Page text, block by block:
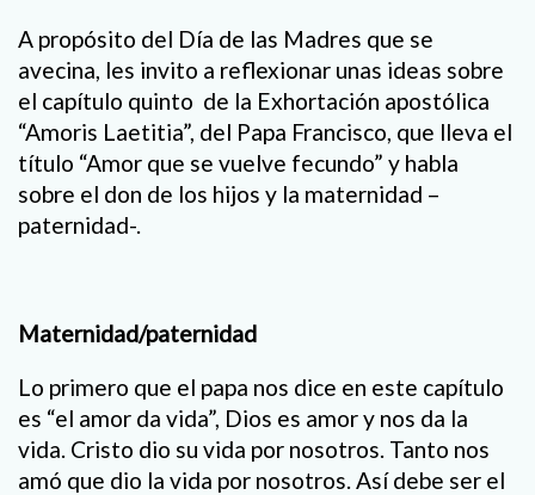
A propósito del Día de las Madres que se
avecina, les invito a reflexionar unas ideas sobre
el capítulo quinto de la Exhortación apostólica
“Amoris Laetitia”, del Papa Francisco, que lleva el
título “Amor que se vuelve fecundo” y habla
sobre el don de los hijos y la maternidad –
paternidad-.
Maternidad/paternidad
Lo primero que el papa nos dice en este capítulo
es “el amor da vida”, Dios es amor y nos da la
vida. Cristo dio su vida por nosotros. Tanto nos
amó que dio la vida por nosotros. Así debe ser el